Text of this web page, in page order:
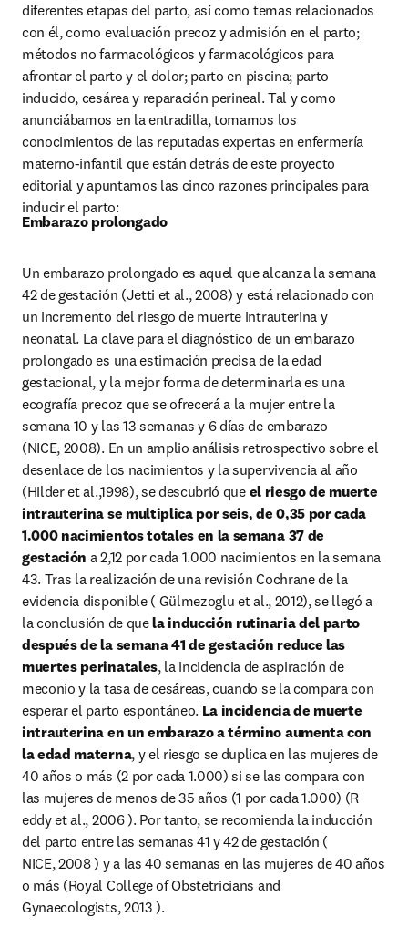
diferentes etapas del parto, así como temas relacionados
con él, como evaluación precoz y admisión en el parto;
métodos no farmacológicos y farmacológicos para
afrontar el parto y el dolor; parto en piscina; parto
inducido, cesárea y reparación perineal. Tal y como
anunciábamos en la entradilla, tomamos los
conocimientos de las reputadas expertas en enfermería
materno-infantil que están detrás de este proyecto
editorial y apuntamos las cinco razones principales para
inducir el parto:
Embarazo prolongado
Un embarazo prolongado es aquel que alcanza la semana
42 de gestación (Jetti et al., 2008) y está relacionado con
un incremento del riesgo de muerte intrauterina y
neonatal. La clave para el diagnóstico de un embarazo
prolongado es una estimación precisa de la edad
gestacional, y la mejor forma de determinarla es una
ecografía precoz que se ofrecerá a la mujer entre la
semana 10 y las 13 semanas y 6 días de embarazo
(NICE, 2008). En un amplio análisis retrospectivo sobre el
desenlace de los nacimientos y la supervivencia al año
(Hilder et al.,1998), se descubrió que el riesgo de muerte
intrauterina se multiplica por seis, de 0,35 por cada
1.000 nacimientos totales en la semana 37 de
gestación a 2,12 por cada 1.000 nacimientos en la semana
43. Tras la realización de una revisión Cochrane de la
evidencia disponible ( Gülmezoglu et al., 2012), se llegó a
la conclusión de que la inducción rutinaria del parto
después de la semana 41 de gestación reduce las
muertes perinatales, la incidencia de aspiración de
meconio y la tasa de cesáreas, cuando se la compara con
esperar el parto espontáneo. La incidencia de muerte
intrauterina en un embarazo a término aumenta con
la edad materna, y el riesgo se duplica en las mujeres de
40 años o más (2 por cada 1.000) si se las compara con
las mujeres de menos de 35 años (1 por cada 1.000) (R
eddy et al., 2006 ). Por tanto, se recomienda la inducción
del parto entre las semanas 41 y 42 de gestación (
NICE, 2008 ) y a las 40 semanas en las mujeres de 40 años
o más (Royal College of Obstetricians and
Gynaecologists, 2013 ).